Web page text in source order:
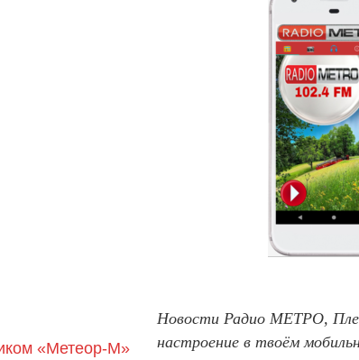
«Метеор-М»
Новости Радио МЕТРО,
настроение в твоём